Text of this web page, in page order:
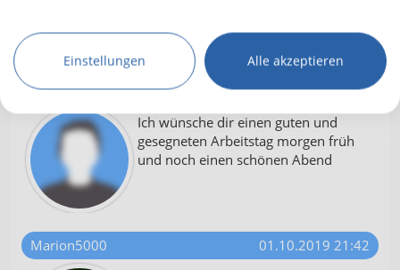
es nach München geht, grüß uns die liebe DLP!
(Nutzer gelöscht)
01.10.2019 21:21
Ich wünsche dir einen guten und
gesegneten Arbeitstag morgen früh
und noch einen schönen Abend
Marion5000
01.10.2019 21:42
Einstellungen Alle akzeptieren